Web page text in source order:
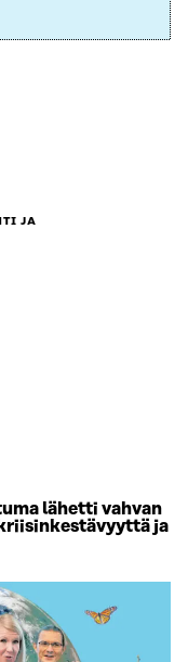
JA
lähetti vahvan
ja